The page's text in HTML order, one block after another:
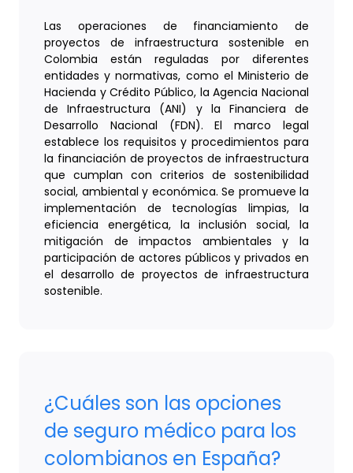
Las operaciones de financiamiento de
proyectos de infraestructura sostenible en
Colombia están reguladas por diferentes
entidades y normativas, como el Ministerio de
Hacienda y Crédito Público, la Agencia Nacional
de Infraestructura (ANI) y la Financiera de
Desarrollo Nacional (FDN). El marco legal
establece los requisitos y procedimientos para
la financiación de proyectos de infraestructura
que cumplan con criterios de sostenibilidad
social, ambiental y económica. Se promueve la
implementación de tecnologías limpias, la
eficiencia energética, la inclusión social, la
mitigación de impactos ambientales y la
participación de actores públicos y privados en
el desarrollo de proyectos de infraestructura
sostenible.
¿Cuáles son las opciones
de seguro médico para los
colombianos en España?